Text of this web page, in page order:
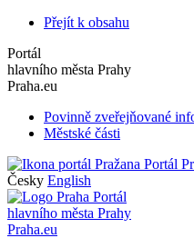
Přejít k obsahu
Portál
hlavního města Prahy
Praha.eu
Povinně zveřejňované
Městské části
Portál
Česky English
Portál
hlavního města Prahy
Praha.eu